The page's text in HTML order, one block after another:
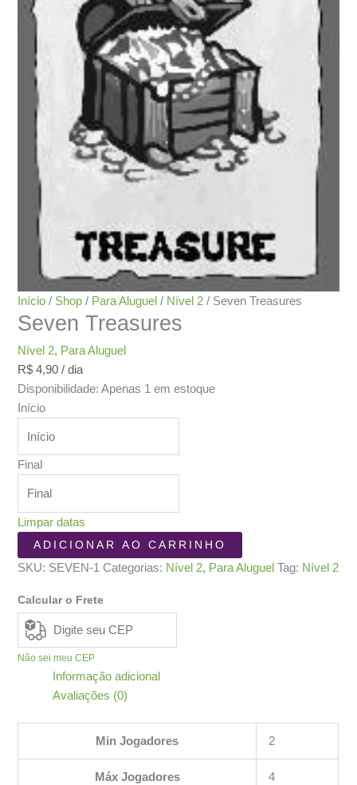
Início / Shop / Para Aluguel / Nível 2 / Seven Treasures
Seven Treasures
Nível 2, Para Aluguel
R$ 4,90 / dia
Disponibilidade: Apenas 1 em estoque
Início
Final
Limpar datas
Seven
Treasures
ADICIONAR AO CARRINHO
SKU: SEVEN-1 Categorias: Nível 2, Para Aluguel Tag: Nível 2
Calcular o Frete
Não sei meu CEP
Informação adicional
Avaliações (0)
Min Jogadores 2
Máx Jogadores 4